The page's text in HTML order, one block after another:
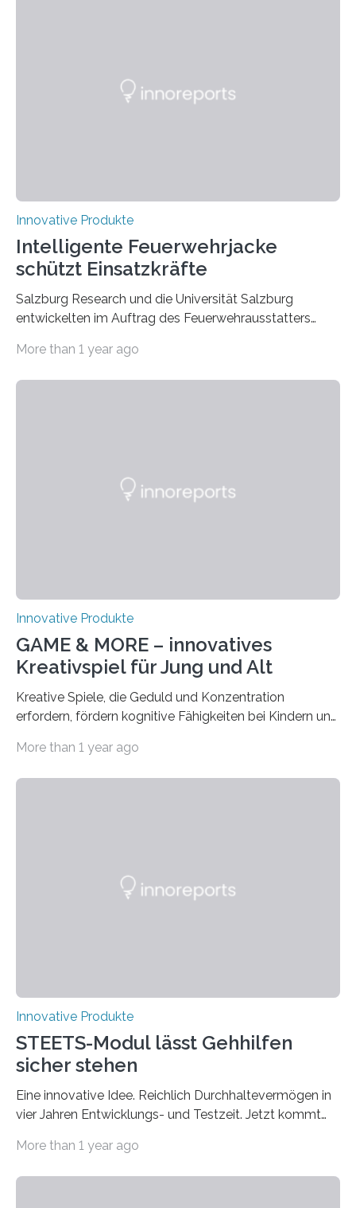
Innovative Produkte
Intelligente Feuerwehrjacke
schützt Einsatzkräfte
Salzburg Research und die Universität Salzburg
entwickelten im Auftrag des Feuerwehrausstatters
Jacke verbaute Sensoren melden, wenn die Person zu
Research/wildbild Feuerwehrleute stehen bei einem
More than 1 year ago
Innovative Produkte
GAME & MORE – innovatives
Kreativspiel für Jung und Alt
Kreative Spiele, die Geduld und Konzentration
erfordern, fördern kognitive Fähigkeiten bei Kindern und
macht es möglich, mit 18 Buchenholz-Würfeln
COLLECTION auf der GAME & MORE – Webseite in
More than 1 year ago
Innovative Produkte
STEETS-Modul lässt Gehhilfen
sicher stehen
Eine innovative Idee. Reichlich Durchhaltevermögen in
vier Jahren Entwicklungs- und Testzeit. Jetzt kommt
Start-up „STEETS“ aus drei Studierenden der
More than 1 year ago